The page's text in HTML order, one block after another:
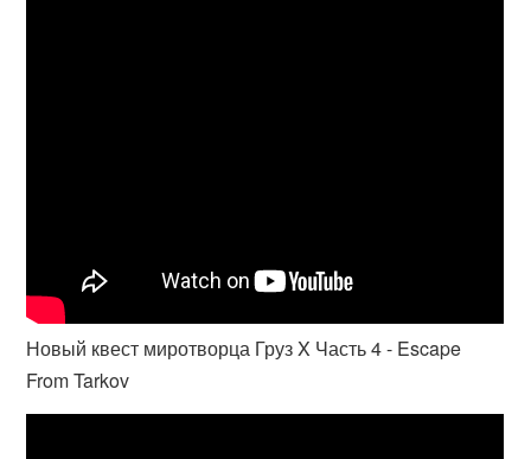
Новый квест миротворца Груз X Часть 4 - Escape
From Tarkov